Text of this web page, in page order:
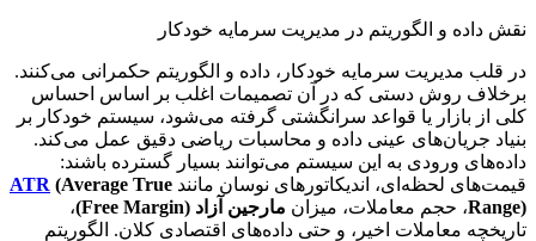
نقش داده و الگوریتم در مدیریت سرمایه خودکار
در قلب مدیریت سرمایه خودکار، داده و الگوریتم حکمرانی می‌کنند.
برخلاف روش دستی که در آن تصمیمات اغلب بر اساس احساس
کلی از بازار یا قواعد سرانگشتی گرفته می‌شود، سیستم خودکار بر
بنیاد جریان‌های عینی داده و محاسبات ریاضی دقیق عمل می‌کند.
داده‌های ورودی به این سیستم می‌توانند بسیار گسترده باشند:
قیمت‌های لحظه‌ای، اندیکاتورهای نوسان مانند
ATR (Average True
Range)، حجم معاملات، میزان مارجین آزاد (Free Margin)
،
تاریخچه معاملات اخیر، و حتی داده‌های اقتصادی کلان. الگوریتم